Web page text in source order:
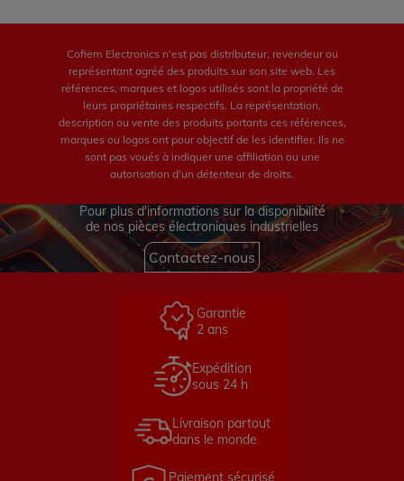
Cofiem Electronics n'est pas distributeur, revendeur ou
représentant agréé des produits sur son site web. Les
références, marques et logos utilisés sont la propriété de
leurs propriétaires respectifs. La représentation,
description ou vente des produits portants ces références,
marques ou logos ont pour objectif de les identifier. Ils ne
sont pas voués à indiquer une affiliation ou une
autorisation d'un détenteur de droits.
Pour plus d'informations sur la disponibilité
de nos pièces électroniques industrielles
Contactez-nous
Garantie
2 ans
Expédition
sous 24 h
Livraison partout
dans le monde
Paiement sécurisé